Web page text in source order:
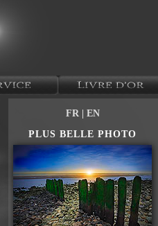
FR
| EN
PLUS BELLE PHOTO